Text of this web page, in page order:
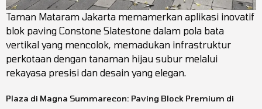
Taman Mataram Jakarta memamerkan aplikasi inovatif
blok paving Constone Slatestone dalam pola bata
vertikal yang mencolok, memadukan infrastruktur
perkotaan dengan tanaman hijau subur melalui
rekayasa presisi dan desain yang elegan.
Plaza di Magna Summarecon: Paving Block Premium di